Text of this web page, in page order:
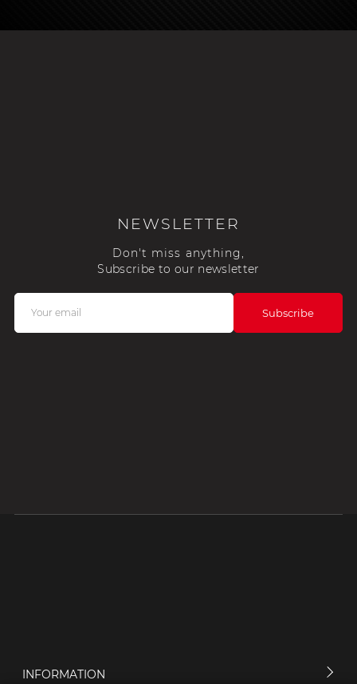
NEWSLETTER
Don't miss anything,
Subscribe to our newsletter
INFORMATION